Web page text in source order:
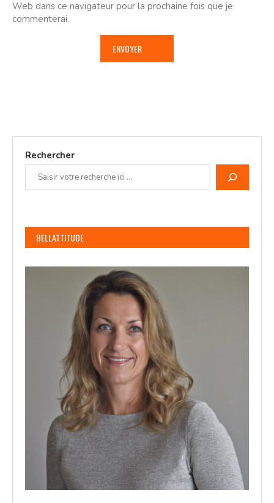
Web dans ce navigateur pour la prochaine fois que je
commenterai.
Rechercher
BELLATTITUDE